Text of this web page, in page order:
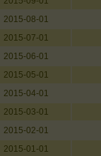
2015-08-01
2015-07-01
2015-06-01
2015-05-01
2015-04-01
2015-03-01
2015-02-01
2015-01-01